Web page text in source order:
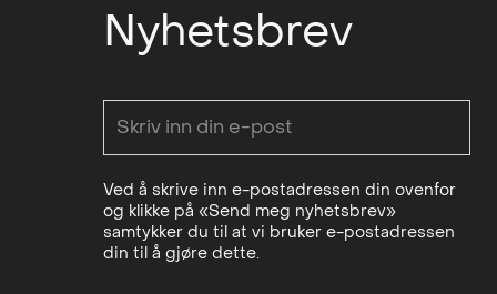
Nyhetsbrev
Ved å skrive inn e-postadressen din ovenfor
og klikke på «Send meg nyhetsbrev»
samtykker du til at vi bruker e-postadressen
din til å gjøre dette.